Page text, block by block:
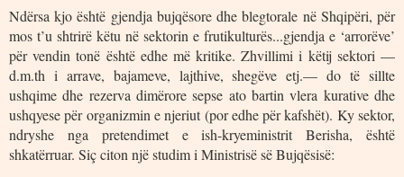
Ndërsa kjo është gjendja bujqësore dhe blegtorale në Shqipëri, për
mos t’u shtrirë këtu në sektorin e frutikulturës...gjendja e ‘arrorëve’
për vendin tonë është edhe më kritike. Zhvillimi i këtij sektori —
d.m.th i arrave, bajameve, lajthive, shegëve etj.— do të sillte
ushqime dhe rezerva dimërore sepse ato bartin vlera kurative dhe
ushqyese për organizmin e njeriut (por edhe për kafshët). Ky sektor,
ndryshe nga pretendimet e ish-kryeministrit Berisha, është
shkatërruar. Siç citon një studim i Ministrisë së Bujqësisë: